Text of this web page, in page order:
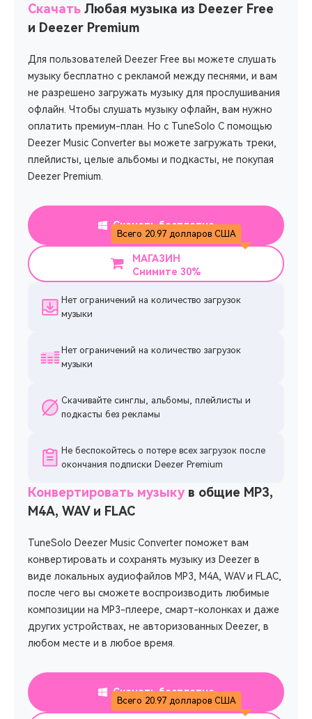
Скачать Любая музыка из Deezer Free
и Deezer Premium
Для пользователей Deezer Free вы можете слушать
музыку бесплатно с рекламой между песнями, и вам
не разрешено загружать музыку для прослушивания
офлайн. Чтобы слушать музыку офлайн, вам нужно
оплатить премиум-план. Но с TuneSolo С помощью
Deezer Music Converter вы можете загружать треки,
плейлисты, целые альбомы и подкасты, не покупая
Deezer Premium.
Скачать бесплатно
МАГАЗИН
Снимите 30%
Всего 20.97 долларов США
Нет ограничений на количество загрузок
музыки
Нет ограничений на количество загрузок
музыки
Скачивайте синглы, альбомы, плейлисты и
подкасты без рекламы
Не беспокойтесь о потере всех загрузок после
окончания подписки Deezer Premium
Конвертировать музыку в общие MP3,
M4A, WAV и FLAC
TuneSolo Deezer Music Converter поможет вам
конвертировать и сохранять музыку из Deezer в
виде локальных аудиофайлов MP3, M4A, WAV и FLAC,
после чего вы сможете воспроизводить любимые
композиции на MP3-плеере, смарт-колонках и даже
других устройствах, не авторизованных Deezer, в
любом месте и в любое время.
Скачать бесплатно
Всего 20.97 долларов США